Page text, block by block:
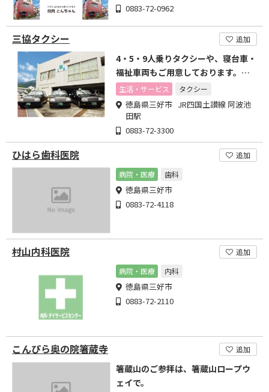
0883-72-0962
三協タクシー 追加
4・5・9人乗りタクシーや、寝台車・
福祉車両もご用意しております。お
気軽にご利用ください。
生活・サービス タクシー
徳島県三好市 JR四国土讃線 阿波池
田駅
0883-72-3300
ひはら歯科医院
追加
病院・医療
歯科
徳島県三好市
0883-72-4118
村山内科医院
追加
病院・医療
内科
徳島県三好市
0883-72-2110
こんぴら奥の院箸蔵寺 追加
箸蔵山のご参拝は、箸蔵山ロープウ
ェイで。